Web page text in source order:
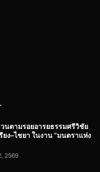
นตามรอยอารยธรรมศรีวิชัย
ง–ไชยา ในงาน “มนตราแห่ง
2569